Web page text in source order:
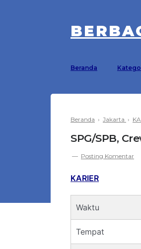
Beranda
Beranda › Jakarta ›
SPG/SPB,
Posting Komentar
KARIER
Waktu
Tempat